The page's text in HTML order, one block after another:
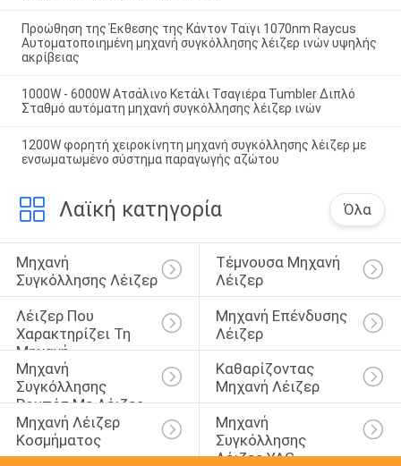
Προώθηση της Έκθεσης της Κάντον Ταϊγι 1070nm Raycus
Αυτοματοποιημένη μηχανή συγκόλλησης λέιζερ ινών υψηλής
ακρίβειας
1000W - 6000W Ατσάλινο Κετάλι Τσαγιέρα Tumbler Διπλό
Σταθμό αυτόματη μηχανή συγκόλλησης λέιζερ ινών
1200W φορητή χειροκίνητη μηχανή συγκόλλησης λέιζερ με
ενσωματωμένο σύστημα παραγωγής αζώτου
Λαϊκή κατηγορία Όλα
Μηχανή
Συγκόλλησης Λέιζερ
Τέμνουσα Μηχανή
Λέιζερ
Λέιζερ Που
Χαρακτηρίζει Τη
Μηχανή
Μηχανή Επένδυσης
Λέιζερ
Μηχανή
Συγκόλλησης
Ρομπότ Με Λέιζερ
Καθαρίζοντας
Μηχανή Λέιζερ
Μηχανή Λέιζερ
Κοσμήματος
Μηχανή
Συγκόλλησης
Λέιζερ YAG